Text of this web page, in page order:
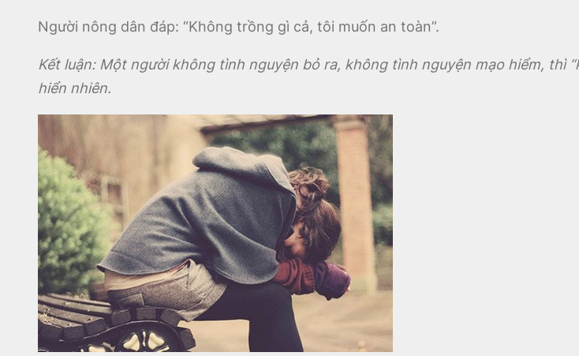
Người nông dân đáp: “Không trồng gì cả, tôi muốn an toàn”.
Kết luận: Một người không tình nguyện bỏ ra, không tình nguyện mạo hiểm, thì
hiển nhiên.